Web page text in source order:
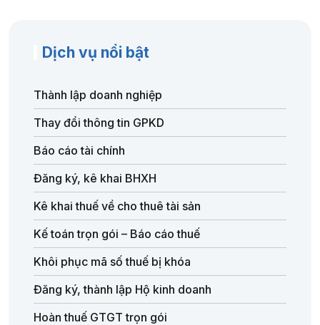
Dịch vụ nổi bật
Thành lập doanh nghiệp
Thay đổi thông tin GPKD
Báo cáo tài chính
Đăng ký, kê khai BHXH
Kê khai thuế về cho thuê tài sản
Kế toán trọn gói – Báo cáo thuế
Khôi phục mã số thuế bị khóa
Đăng ký, thành lập Hộ kinh doanh
Hoàn thuế GTGT trọn gói